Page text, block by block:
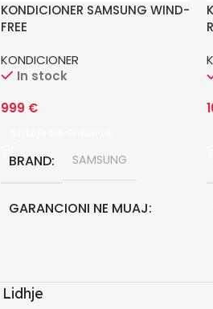
KONDICIONER SAMSUNG WIND-
FREE
WKXEU
KONDICIONER
In stock
999 €
BRAND SAMSUNG
GARANCIONI NE MUAJ
KAPACITETI MAKSIMAL
Lidhje